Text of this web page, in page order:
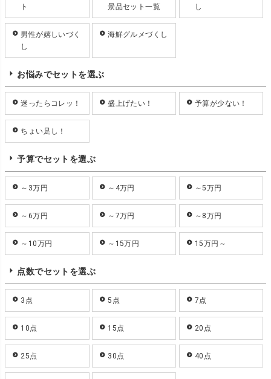
ト
景品セット一覧
し
男性が嬉しいづく
し
海鮮グルメづくし
お悩みでセットを選ぶ
迷ったらコレッ！ 盛上げたい！ 予算が少ない！
ちょい足し！
予算でセットを選ぶ
～3万円 ～4万円 ～5万円
～6万円 ～7万円 ～8万円
～10万円 ～15万円 15万円～
点数でセットを選ぶ
3点 5点 7点
10点 15点 20点
25点 30点 40点